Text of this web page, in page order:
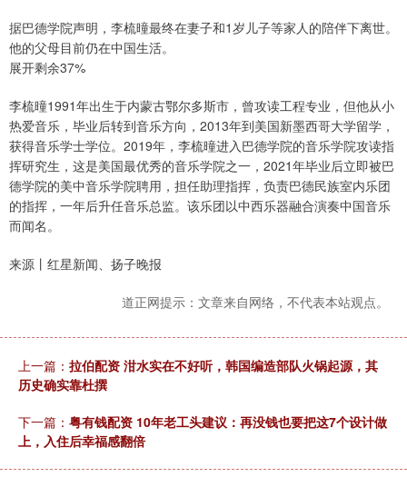
据巴德学院声明，李梳曈最终在妻子和1岁儿子等家人的陪伴下离世。
他的父母目前仍在中国生活。
展开剩余37%
李梳曈1991年出生于内蒙古鄂尔多斯市，曾攻读工程专业，但他从小
热爱音乐，毕业后转到音乐方向，2013年到美国新墨西哥大学留学，
获得音乐学士学位。2019年，李梳曈进入巴德学院的音乐学院攻读指
挥研究生，这是美国最优秀的音乐学院之一，2021年毕业后立即被巴
德学院的美中音乐学院聘用，担任助理指挥，负责巴德民族室内乐团
的指挥，一年后升任音乐总监。该乐团以中西乐器融合演奏中国音乐
而闻名。
来源丨红星新闻、扬子晚报
道正网提示：文章来自网络，不代表本站观点。
上一篇： 拉伯配资 泔水实在不好听，韩国编造部队火锅起源，其
历史确实靠杜撰
下一篇： 粤有钱配资 10年老工头建议：再没钱也要把这7个设计做
上，入住后幸福感翻倍